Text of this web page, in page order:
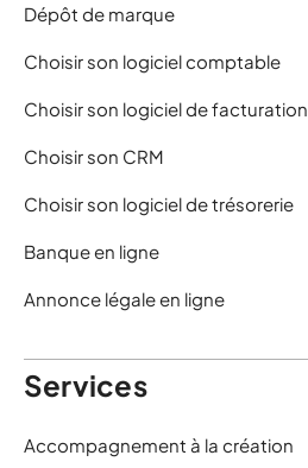
Dépôt de marque
Choisir son logiciel comptable
Choisir son logiciel de facturation
Choisir son CRM
Choisir son logiciel de trésorerie
Banque en ligne
Annonce légale en ligne
Services
Accompagnement à la création